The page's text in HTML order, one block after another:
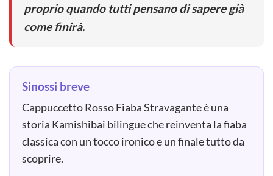
proprio quando tutti pensano di sapere già
come finirà.
Sinossi breve
Cappuccetto Rosso Fiaba Stravagante è una
storia Kamishibai bilingue che reinventa la fiaba
classica con un tocco ironico e un finale tutto da
scoprire.